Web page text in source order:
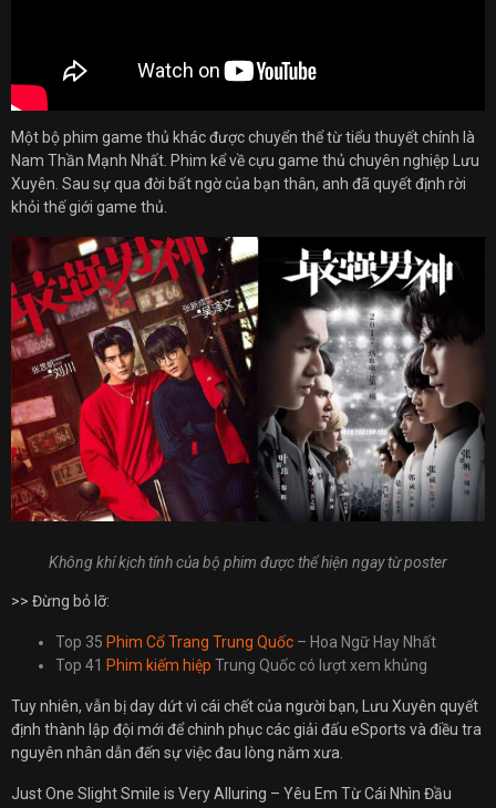
Một bộ phim game thủ khác được chuyển thể từ tiểu thuyết chính là
Nam Thần Mạnh Nhất. Phim kể về cựu game thủ chuyên nghiệp Lưu
Xuyên. Sau sự qua đời bất ngờ của bạn thân, anh đã quyết định rời
khỏi thế giới game thủ.
Không khí kịch tính của bộ phim được thể hiện ngay từ poster
>> Đừng bỏ lỡ:
Top 35 Phim Cổ Trang Trung Quốc – Hoa Ngữ Hay Nhất
Top 41 Phim kiếm hiệp Trung Quốc có lượt xem khủng
Tuy nhiên, vẫn bị day dứt vì cái chết của người bạn, Lưu Xuyên quyết
định thành lập đội mới để chinh phục các giải đấu eSports và điều tra
nguyên nhân dẫn đến sự việc đau lòng năm xưa.
Just One Slight Smile is Very Alluring – Yêu Em Từ Cái Nhìn Đầu